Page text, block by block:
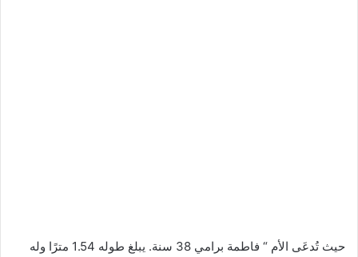
حيث تُدعَى الأم “ فاطمة برامي 38 سنة. يبلغ طوله 1.54 مترًا وله